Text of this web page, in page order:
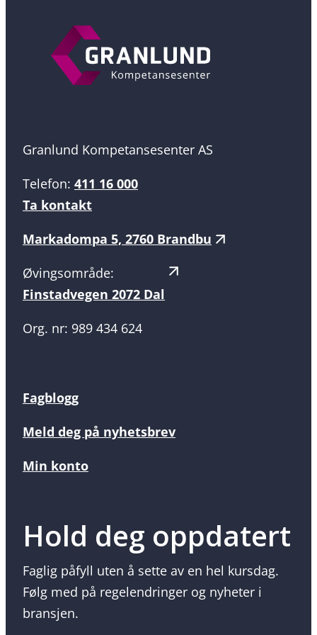
Granlund Kompetansesenter AS
Telefon: 411 16 000
Ta kontakt
Markadompa 5, 2760 Brandbu
Øvingsområde:
Finstadvegen 2072 Dal
Org. nr: 989 434 624
Fagblogg
Meld deg på nyhetsbrev
Min konto
Hold deg oppdatert
Faglig påfyll uten å sette av en hel kursdag.
Følg med på regelendringer og nyheter i
bransjen.